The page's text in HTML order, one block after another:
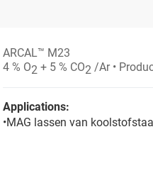
ARCAL™ M23
4 % O2 + 5 % CO2 /Ar •
Applications:
•MAG lassen van